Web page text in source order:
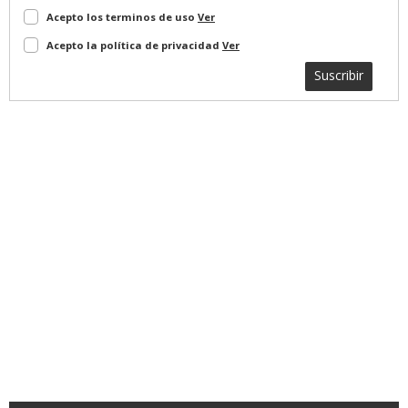
Acepto los terminos de uso Ver
Acepto la política de privacidad Ver
Suscribir